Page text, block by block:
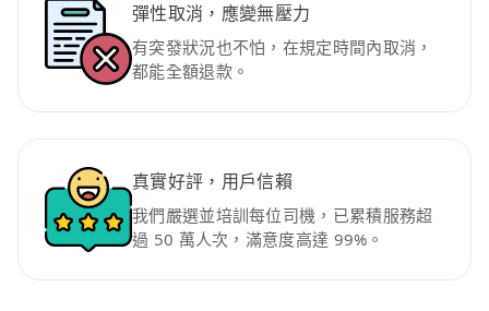
彈性取消，應變無壓力
有突發狀況也不怕，在規定時間內取消，
都能全額退款。
真實好評，用戶信賴
我們嚴選並培訓每位司機，已累積服務超
過 50 萬人次，滿意度高達 99%。